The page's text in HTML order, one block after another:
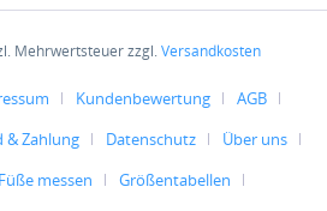
Mehrwertsteuer zzgl.Versandkosten
Kundenbewertung
AGB
& Zahlung Datenschutz
Über uns
Füße messen
Größentabellen